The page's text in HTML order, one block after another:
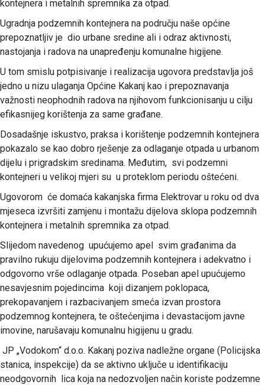
kontejnera i metalnih spremnika za otpad.
Ugradnja podzemnih kontejnera na području naše općine
prepoznatljiv je dio urbane sredine ali i odraz aktivnosti,
nastojanja i radova na unapređenju komunalne higijene.
U tom smislu potpisivanje i realizacija ugovora predstavlja još
jedno u nizu ulaganja Općine Kakanj kao i prepoznavanja
važnosti neophodnih radova na njihovom funkcionisanju u cilju
efikasnijeg korištenja za same građane.
Dosadašnje iskustvo, praksa i korištenje podzemnih kontejnera
pokazalo se kao dobro rješenje za odlaganje otpada u urbanom
dijelu i prigradskim sredinama. Međutim, svi podzemni
kontejneri u velikoj mjeri su u proteklom periodu oštećeni.
Ugovorom će domaća kakanjska firma Elektrovar u roku od dva
mjeseca izvršiti zamjenu i montažu dijelova sklopa podzemnih
kontejnera i metalnih spremnika za otpad.
Slijedom navedenog upućujemo apel svim građanima da
pravilno rukuju dijelovima podzemnih kontejnera i adekvatno i
odgovorno vrše odlaganje otpada. Poseban apel upućujemo
nesavjesnim pojedincima koji dizanjem poklopaca,
prekopavanjem i razbacivanjem smeća izvan prostora
podzemnog kontejnera, te oštećenjima i devastacijom javne
imovine, narušavaju komunalnu higijenu u gradu.
JP „Vodokom“ d.o.o. Kakanj poziva nadležne organe (Policijska
stanica, inspekcije) da se aktivno uključe u identifikaciju
neodgovornih lica koja na nedozvoljen način koriste podzemne